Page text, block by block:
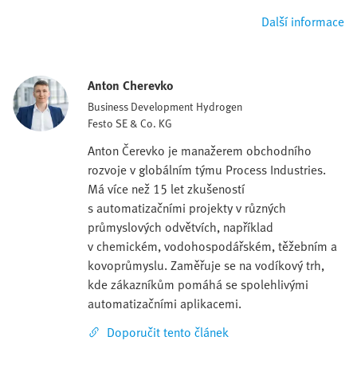
Další informace
Anton Cherevko
Business Development Hydrogen
Festo SE & Co. KG
Anton Čerevko je manažerem obchodního
rozvoje v globálním týmu Process Industries.
Má více než 15 let zkušeností
s automatizačními projekty v různých
průmyslových odvětvích, například
v chemickém, vodohospodářském, těžebním a
kovoprůmyslu. Zaměřuje se na vodíkový trh,
kde zákazníkům pomáhá se spolehlivými
automatizačními aplikacemi.
Doporučit tento článek